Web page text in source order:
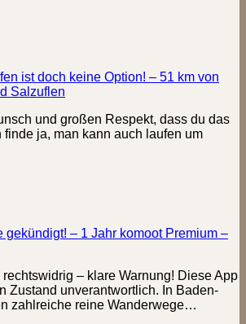
ist doch keine Option! – 51 km von
Salzuflen
und großen Respekt, dass du das
finde ja, man kann auch laufen um
gekündigt! – 1 Jahr komoot Premium –
– klare Warnung! Diese App
Zustand unverantwortlich. In Baden-
zahlreiche reine Wanderwege…